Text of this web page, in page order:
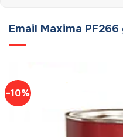
Email Maxima
-10%